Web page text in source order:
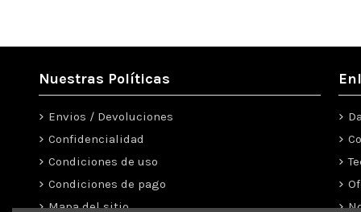
Nuestras Políticas
Envios / Devoluciones
Confidencialidad
Condiciones de uso
Condiciones de pago
Mapa del sitio